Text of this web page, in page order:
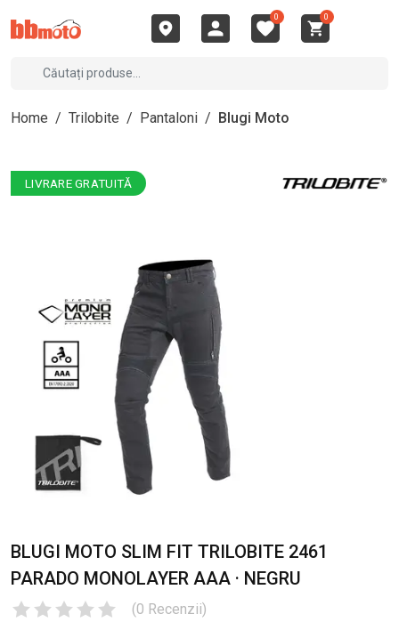
0 0
Home / Trilobite / Pantaloni / Blugi Moto
LIVRARE GRATUITĂ
BLUGI MOTO SLIM FIT TRILOBITE 2461
PARADO MONOLAYER AAA · NEGRU
(0 Recenzii)